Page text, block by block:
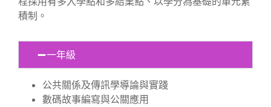
積制。
一年級
公共關係及傳訊學導論與實踐
數碼故事編寫與公關應用